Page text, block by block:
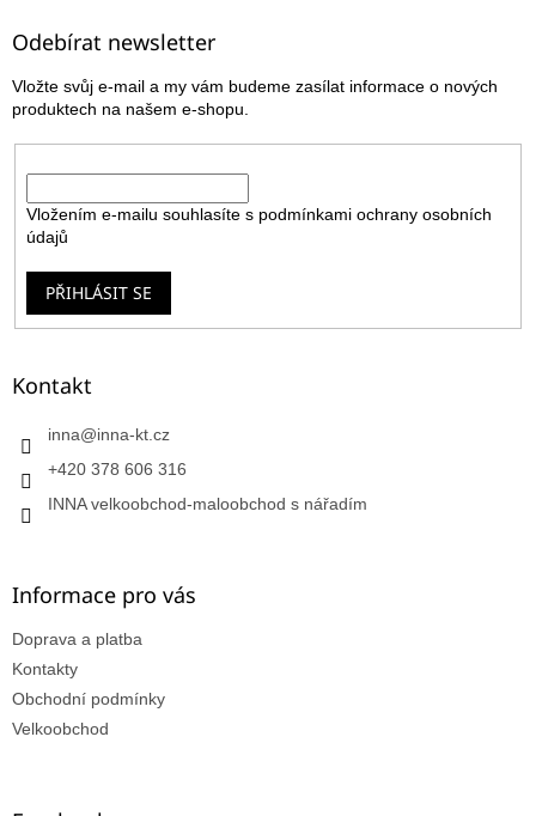
Odebírat newsletter
Vložte svůj e-mail a my vám budeme zasílat informace o nových
produktech na našem e-shopu.
Vložením e-mailu souhlasíte s podmínkami ochrany osobních
údajů
PŘIHLÁSIT SE
Kontakt
inna@inna-kt.cz
+420 378 606 316
INNA velkoobchod-maloobchod s nářadím
Informace pro vás
Doprava a platba
Kontakty
Obchodní podmínky
Velkoobchod